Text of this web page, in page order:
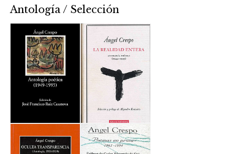
Antología / Selección